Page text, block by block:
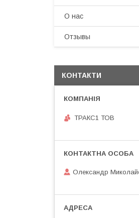
О нас
Отзывы
КОНТАКТИ
ТРАКС1 ТОВ
Олександр